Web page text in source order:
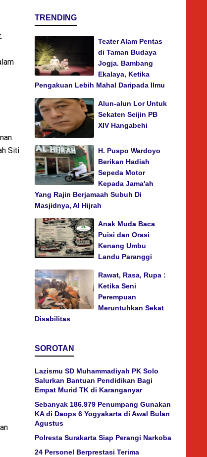
Siti
TRENDING
Teater Alam Pentas
di Taman Budaya
Jogja. Bambang
Ekalaya, Ketika
Pengakuan Lebih Mahal Daripada Ilmu
Alun-alun Lor Untuk
Sekaten Seijin PB
XIV Hangabehi
H. Puspo Wardoyo
Berikan Hadiah
Sepeda Motor
Kepada Jama'ah
Yang Rajin Berjamaah Subuh Di
Masjidnya, Al Hijrah
Anak Muda Baca
Puisi dan Orasi
Kenang Umbu
Landu Paranggi
Rawat, Rasa, Rupa :
Ketika Seni
Perempuan
Meruntuhkan Sekat
Disabilitas
SOROTAN
Lazismu SD Muhammadiyah PK Solo
Salurkan Bantuan Pendidikan Bagi
Empat Murid TK di Karanganyar
Sebanyak 186.979 Penumpang Gunakan
KA di Daops 6 Yogyakarta di Awal Bulan
Agustus
Polresta Surakarta Siap Perangi Narkoba
24 Personel Berprestasi Terima